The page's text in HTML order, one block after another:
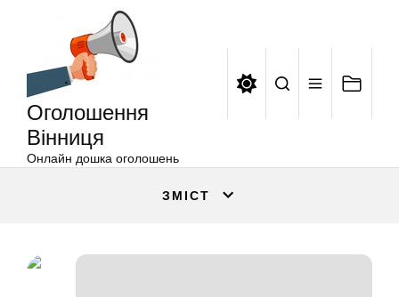
Оголошення
Вінниця
Онлайн дошка оголошень
ЗМІСТ